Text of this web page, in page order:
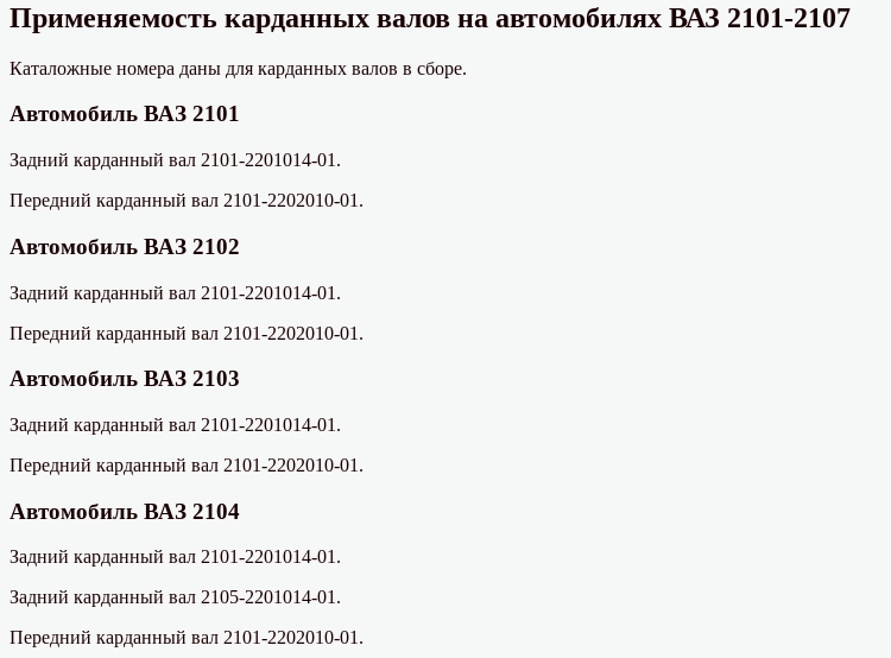
Применяемость карданных валов на автомобилях ВАЗ 2101-2107
Каталожные номера даны для карданных валов в сборе.
Автомобиль ВАЗ 2101
Задний карданный вал 2101-2201014-01.
Передний карданный вал 2101-2202010-01.
Автомобиль ВАЗ 2102
Задний карданный вал 2101-2201014-01.
Передний карданный вал 2101-2202010-01.
Автомобиль ВАЗ 2103
Задний карданный вал 2101-2201014-01.
Передний карданный вал 2101-2202010-01.
Автомобиль ВАЗ 2104
Задний карданный вал 2101-2201014-01.
Задний карданный вал 2105-2201014-01.
Передний карданный вал 2101-2202010-01.